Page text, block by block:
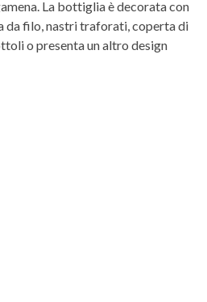
La bottiglia è decorata con
da filo, nastri traforati, coperta di
o presenta un altro design